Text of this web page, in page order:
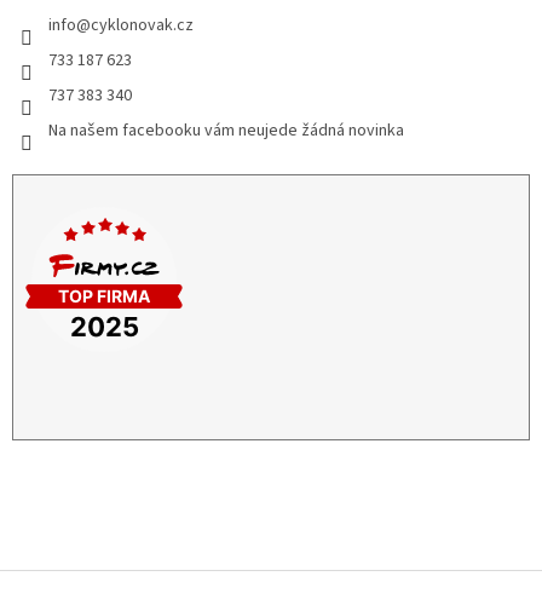
info@cyklonovak.cz
733 187 623
737 383 340
Na našem facebooku vám neujede žádná novinka